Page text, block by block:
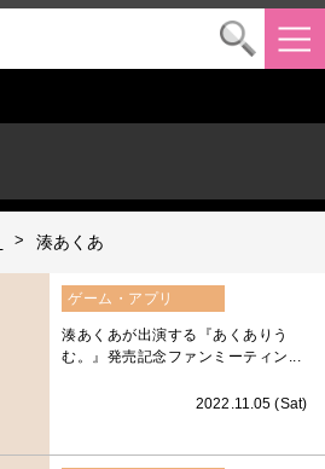
> 湊あくあ
ゲーム・アプリ
湊あくあが出演する『あくありう
む。』発売記念ファンミーティン...
2022.11.05 (Sat)